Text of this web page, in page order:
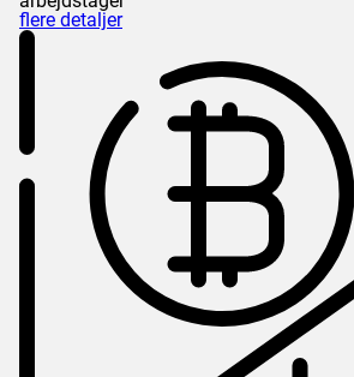
flere detaljer